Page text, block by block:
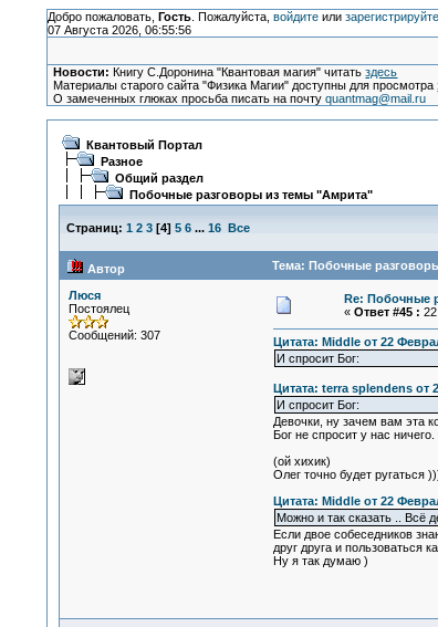
Добро пожаловать, Гость. Пожалуйста, войдитеили
07 Августа 2026, 06:55:56
Новости: Книгу С.Доронина "Квантовая магия" читатьздесь
Материалы старого сайта "Физика Магии" доступны для просмотра
О замеченных глюках просьба писать на почтуquantmag@mail.ru
Квантовый Портал
Разное
Общий раздел
Побочные разговоры из темы "Амрита"
Страниц: 1 2 3[4] 5 6 ... 16 Все
Автор Тема: Побочные
Люся
Постоялец
Сообщений: 307
Re: Побочные
« Ответ #45 :
Цитата: Middle от 22
И спросит Бог:
Цитата: terra splendens от
И спросит Бог:
Девочки, ну зачем вам эта
Бог не спросит у нас
(ой хихик)
Олег точно будет ругаться
Цитата: Middle от 22
Можно и так сказать .. Всё
Если двое собеседников
друг друга и пользоваться
Ну я так думаю )